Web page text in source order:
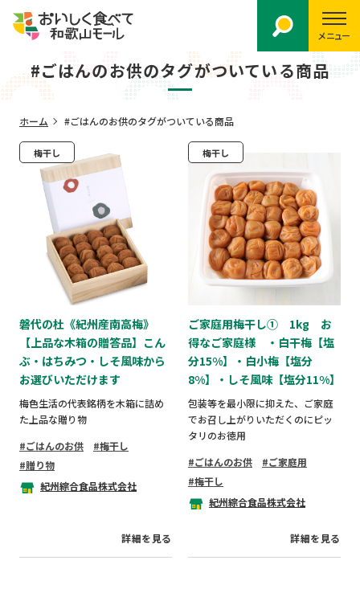
メニュー
#ごはんのお供のタグがついている商品
ホーム #ごはんのお供のタグがついている商品
梅干し
磐代の杜《紀州産南高梅》
【上品な木箱の贈答品】こん
ぶ・はちみつ・しそ風味から
お選びいただけます
梅色生活の代表銘柄を木箱に詰め
た上品な贈り物
ごはんのお供
梅干し
贈り物
紀州綜合食品株式会社
詳細を見る
梅干し
ご家庭用梅干し① 1kg お
得なご家庭様 ・白干梅【塩
分15%】・白小梅【塩分
8%】・しそ風味【塩分11%】
包装等を最小限に抑えた、ご家庭
でお召し上がりいただくのにピッ
タリのお徳用
ごはんのお供
ご家庭用
梅干し
紀州綜合食品株式会社
詳細を見る